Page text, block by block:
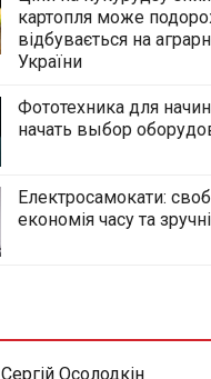
картопля може
відбувається на
України
Фототехника для
начать выбор
Електросамокати:
економія часу та
Сергій Осолодкін